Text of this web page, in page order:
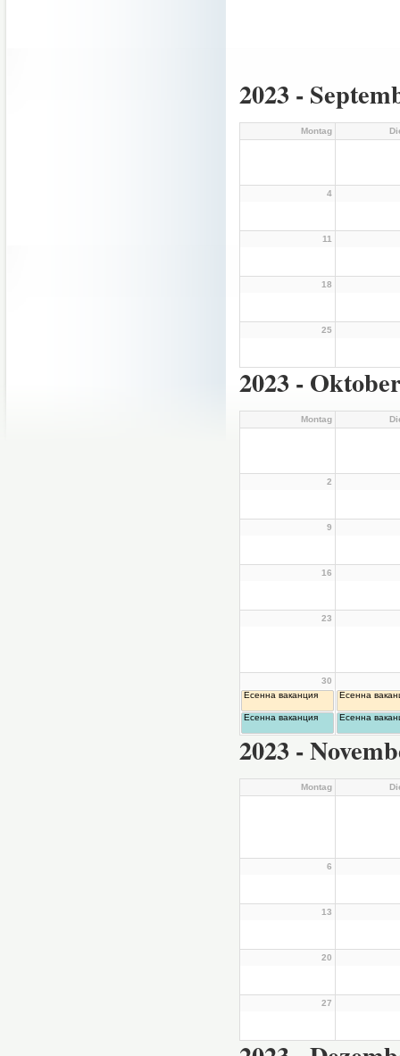
2023 -
Montag
4
11
18
25
2023 -
Montag
2
9
16
23
30
Есенна ваканция
Есенна ваканция
Есенна
Есенна
2023 -
Montag
6
13
20
27